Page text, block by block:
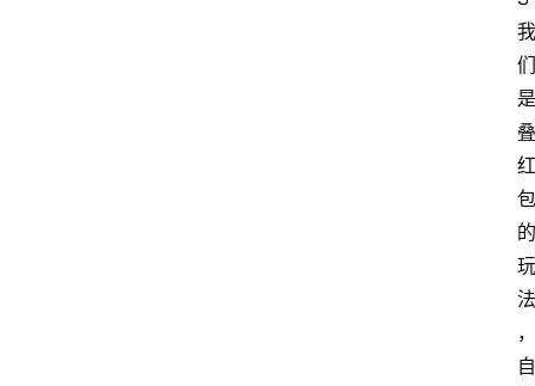
我
们
是
叠
红
包
的
玩
法
，
自